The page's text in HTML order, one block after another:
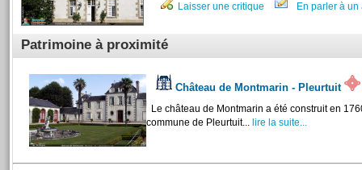
Laisser une critique En parler à un
Patrimoine à proximité
Château de Montmarin - Pleurtuit
Le château de Montmarin a été construit en
commune de Pleurtuit... lire la suite...